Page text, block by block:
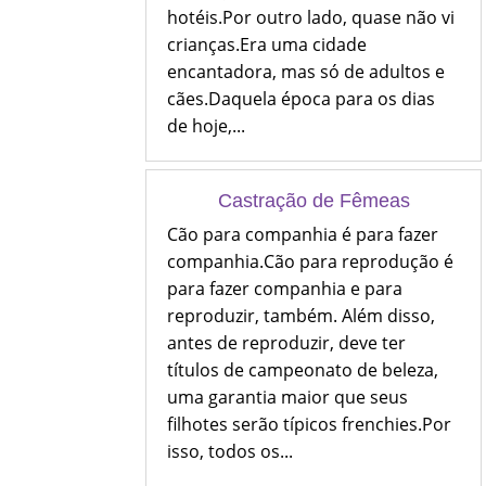
hotéis.Por outro lado, quase não vi
crianças.Era uma cidade
encantadora, mas só de adultos e
cães.Daquela época para os dias
de hoje,...
Castração de Fêmeas
Cão para companhia é para fazer
companhia.Cão para reprodução é
para fazer companhia e para
reproduzir, também. Além disso,
antes de reproduzir, deve ter
títulos de campeonato de beleza,
uma garantia maior que seus
filhotes serão típicos frenchies.Por
isso, todos os...